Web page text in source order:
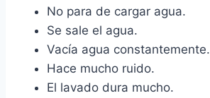
No para de cargar agua.
Se sale el agua.
Vacía agua constantemente.
Hace mucho ruido.
El lavado dura mucho.